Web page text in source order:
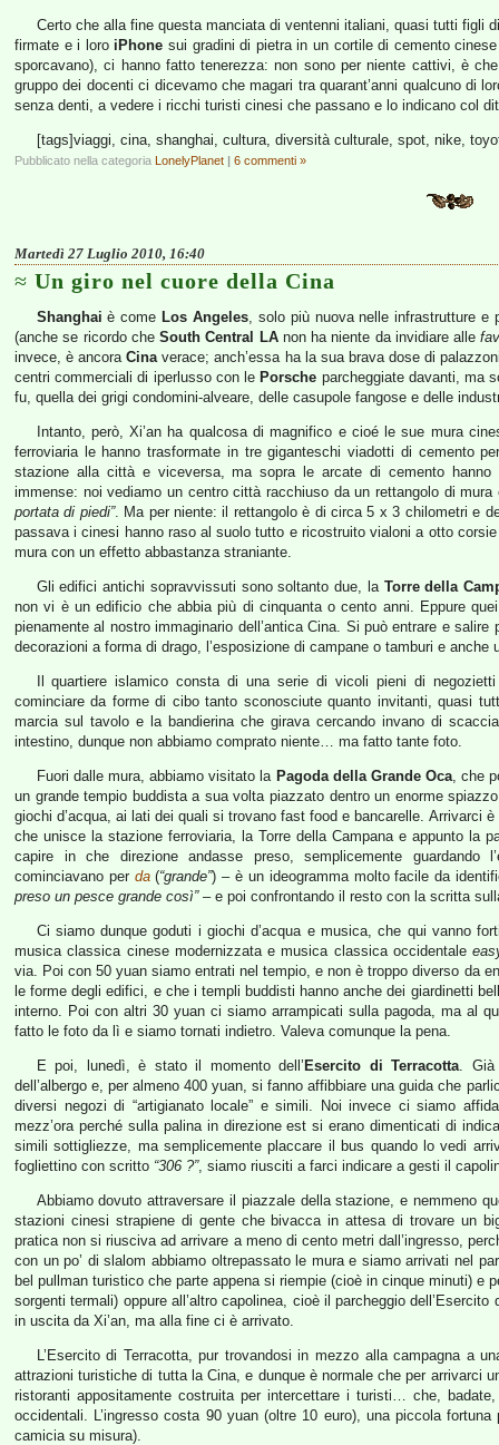
Certo che alla fine questa manciata di ventenni italiani, quasi tutti figli
firmate e i loro iPhone sui gradini di pietra in un cortile di cemento
sporcavano), ci hanno fatto tenerezza: non sono per niente cattivi, è
gruppo dei docenti ci dicevamo che magari tra quarant’anni qualcuno di
senza denti, a vedere i ricchi turisti cinesi che passano e lo indicano col
[tags]viaggi, cina, shanghai, cultura, diversità culturale, spot, nike,
Pubblicato nella categoria LonelyPlanet | 6 commenti »
Martedì 27 Luglio 2010, 16:40
Un giro nel cuore della Cina
Shanghai è come Los Angeles, solo più nuova nelle infrastrutture e
(anche se ricordo che South Central LAnon ha niente da invidiare alle
invece, è ancoraCinaverace; anch’essa ha la sua brava dose di
centri commerciali di iperlusso con le Porsche parcheggiate davanti, ma
fu, quella dei grigi condomini-alveare, delle casupole fangose e delle
Intanto, però, Xi’an ha qualcosa di magnifico e cioé le sue mura
ferroviaria le hanno trasformate in tre giganteschi viadotti di cemento
stazione alla città e viceversa, ma sopra le arcate di cemento
immense: noi vediamo un centro città racchiuso da un rettangolo di
portata di piedi”. Ma per niente: il rettangolo è di circa 5 x 3 chilometri e
passava i cinesi hanno raso al suolo tutto e ricostruito vialoni a otto
mura con un effetto abbastanza straniante.
Gli edifici antichi sopravvissuti sono soltanto due, la Torre della
non vi è un edificio che abbia più di cinquanta o cento anni. Eppure
pienamente al nostro immaginario dell’antica Cina. Si può entrare e
decorazioni a forma di drago, l’esposizione di campane o tamburi e
Il quartiere islamico consta di una serie di vicoli pieni di
cominciare da forme di cibo tanto sconosciute quanto invitanti, quasi
marcia sul tavolo e la bandierina che girava cercando invano di
intestino, dunque non abbiamo comprato niente… ma fatto tante foto.
Fuori dalle mura, abbiamo visitato la Pagoda della Grande Oca, che
un grande tempio buddista a sua volta piazzato dentro un enorme
giochi d’acqua, ai lati dei quali si trovano fast food e bancarelle. Arrivarci
che unisce la stazione ferroviaria, la Torre della Campana e appunto la
capire in che direzione andasse preso, semplicemente guardando
cominciavano per da(“grande”) – è un ideogramma molto facile da
preso un pesce grande così”– e poi confrontando il resto con la scritta
Ci siamo dunque goduti i giochi d’acqua e musica, che qui vanno
musica classica cinese modernizzata e musica classica occidentale
via. Poi con 50 yuan siamo entrati nel tempio, e non è troppo diverso da
le forme degli edifici, e che i templi buddisti hanno anche dei giardinetti
interno. Poi con altri 30 yuan ci siamo arrampicati sulla pagoda, ma al
fatto le foto da lì e siamo tornati indietro. Valeva comunque la pena.
E poi, lunedì, è stato il momento dell’ Esercito di Terracotta. Già
dell’albergo e, per almeno 400 yuan, si fanno affibbiare una guida che
diversi negozi di “artigianato locale” e simili. Noi invece ci siamo
mezz’ora perché sulla palina in direzione est si erano dimenticati di
simili sottigliezze, ma semplicemente placcare il bus quando lo vedi
fogliettino con scritto “306 ?”, siamo riusciti a farci indicare a gesti il
Abbiamo dovuto attraversare il piazzale della stazione, e nemmeno
stazioni cinesi strapiene di gente che bivacca in attesa di trovare un
pratica non si riusciva ad arrivare a meno di cento metri dall’ingresso,
con un po’ di slalom abbiamo oltrepassato le mura e siamo arrivati nel
bel pullman turistico che parte appena si riempie (cioè in cinque minuti) e
sorgenti termali) oppure all’altro capolinea, cioè il parcheggio
in uscita da Xi’an, ma alla fine ci è arrivato.
L’Esercito di Terracotta, pur trovandosi in mezzo alla campagna a
attrazioni turistiche di tutta la Cina, e dunque è normale che per arrivarci
ristoranti appositamente costruita per intercettare i turisti… che,
occidentali. L’ingresso costa 90 yuan (oltre 10 euro), una piccola
camicia su misura).